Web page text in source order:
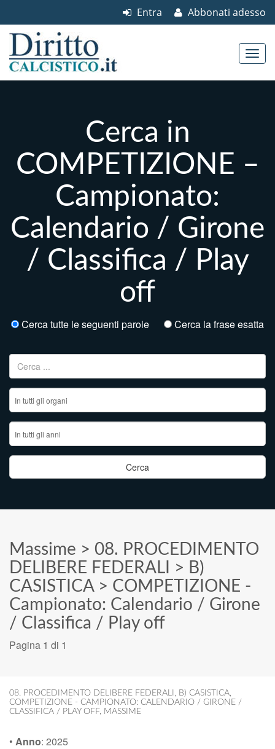
Abbonati adesso
Entra
Cerca in
COMPETIZIONE –
Campionato:
Calendario / Girone
/ Classifica / Play
off
Cerca tutte le seguenti parole Cerca la frase esatta
Ricerca per:
Massime > 08. PROCEDIMENTO
DELIBERE FEDERALI
> B)
CASISTICA> COMPETIZIONE -
Campionato: Calendario / Girone
/ Classifica / Play off
Pagina 1 di 1
08. PROCEDIMENTO DELIBERE FEDERALI , B) CASISTICA,
COMPETIZIONE - CAMPIONATO: CALENDARIO / GIRONE /
CLASSIFICA / PLAY OFF, MASSIME
• Anno: 2025